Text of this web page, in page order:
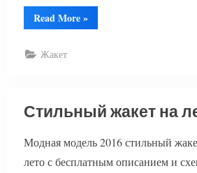
Read More“Стильный
жакет
»
Жакет
Стильный жакет на
Модная модель 2016 стильный
лето с бесплатным описанием и